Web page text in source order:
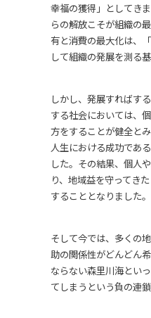
幸福の獲得」としてき
らの解放こそが組織の
有と消費の最大化は、
して組織の発展を測る
しかし、発展すればす
する社会においては、
方をすることが健全と
人生における成功であ
した。その結果、個人
り、地域益を守ってき
することとなりました。
そして今では、多くの
助の関係性がどんどん
ならない森里川海とい
てしまうという負の連